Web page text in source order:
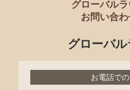
グローバル
お問い合わ
グローバ
お電話で